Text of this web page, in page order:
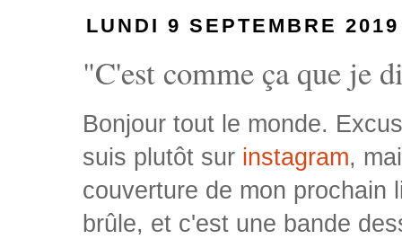
LUNDI 9 SEPTEMBRE 2019
"C'est comme ça que je
Bonjour tout le monde.
suis plutôt sur instagram,
couverture de mon prochain
brûle, et c'est une bande